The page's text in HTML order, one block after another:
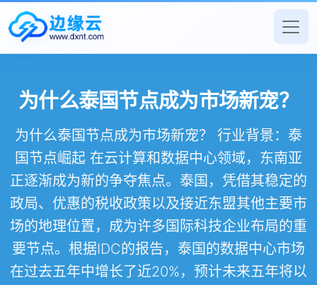
为什么泰国节点成为市场新宠？
为什么泰国节点成为市场新宠？ 行业背景：泰
国节点崛起 在云计算和数据中心领域，东南亚
正逐渐成为新的争夺焦点。泰国，凭借其稳定的
政局、优惠的税收政策以及接近东盟其他主要市
场的地理位置，成为许多国际科技企业布局的重
要节点。根据IDC的报告，泰国的数据中心市场
在过去五年中增长了近20%，预计未来五年将以